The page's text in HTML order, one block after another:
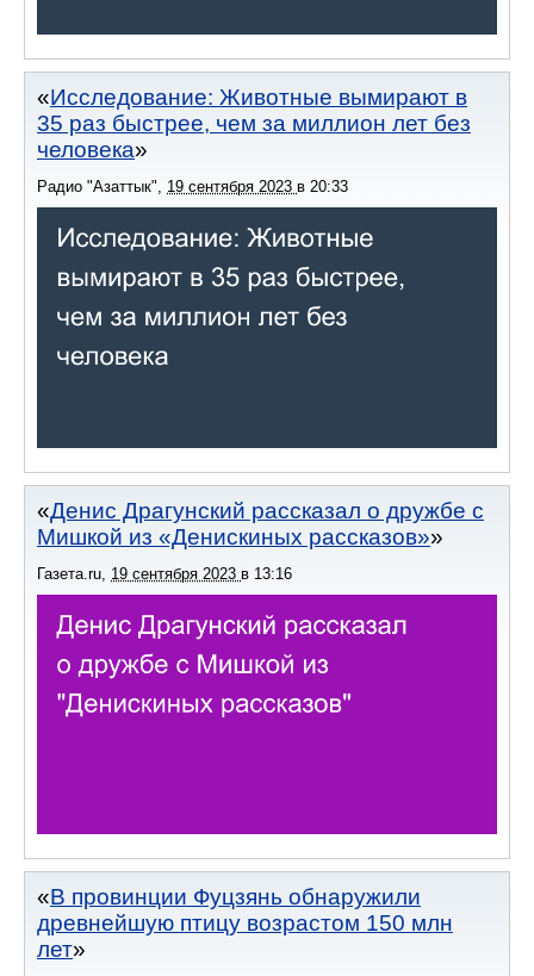
Исследование: Животные вымирают в
35 раз быстрее, чем за миллион лет без
человека
Радио "Азаттык" 19 сентября 2023 в 20:33
Денис Драгунский рассказал о дружбе с
Мишкой из «Денискиных рассказов»
Газета.ru 19 сентября 2023 в 13:16
В провинции Фуцзянь обнаружили
древнейшую птицу возрастом 150 млн
лет